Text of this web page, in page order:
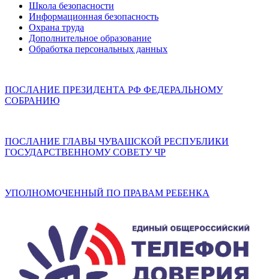
Школа безопасности
Информационная безопасность
Охрана труда
Дополнительное образование
Обработка персональных данных
ПОСЛАНИЕ ПРЕЗИДЕНТА РФ ФЕДЕРАЛЬНОМУ
СОБРАНИЮ
ПОСЛАНИЕ ГЛАВЫ ЧУВАШСКОЙ РЕСПУБЛИКИ
ГОСУДАРСТВЕННОМУ СОВЕТУ ЧР
УПОЛНОМОЧЕННЫЙ ПО ПРАВАМ РЕБЕНКА